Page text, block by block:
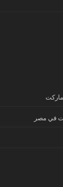
في مصر